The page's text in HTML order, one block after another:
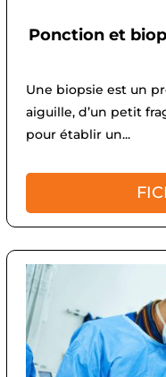
Ponction et
Une biopsie est un
aiguille, d’un petit
pour établir un...